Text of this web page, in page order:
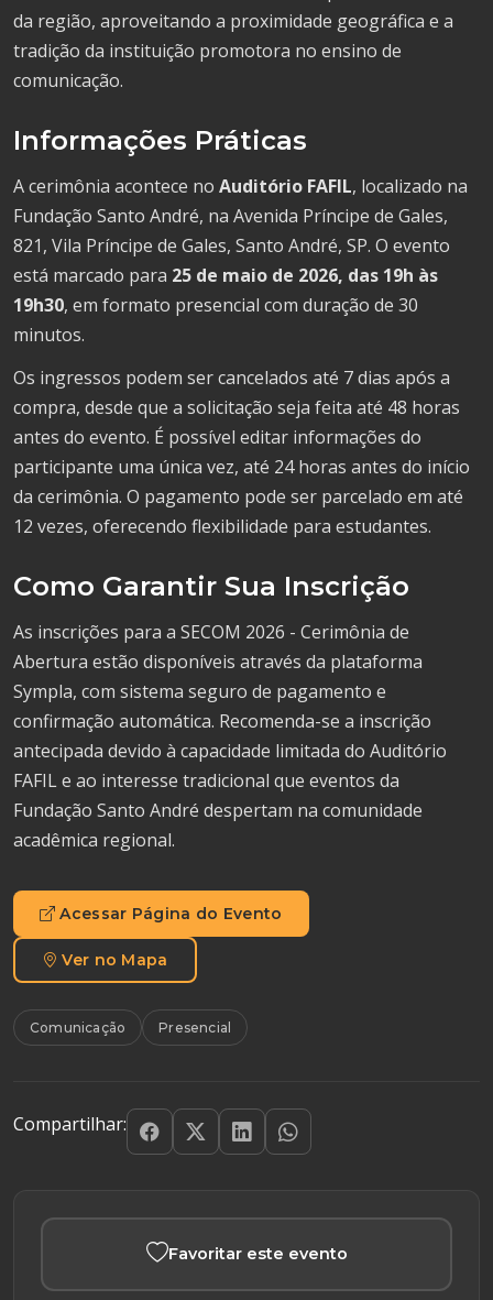
da região, aproveitando a proximidade geográfica e a
tradição da instituição promotora no ensino de
comunicação.
Informações Práticas
A cerimônia acontece no Auditório FAFIL, localizado na
Fundação Santo André, na Avenida Príncipe de Gales,
821, Vila Príncipe de Gales, Santo André, SP. O evento
está marcado para 25 de maio de 2026, das 19h às
19h30, em formato presencial com duração de 30
minutos.
Os ingressos podem ser cancelados até 7 dias após a
compra, desde que a solicitação seja feita até 48 horas
antes do evento. É possível editar informações do
participante uma única vez, até 24 horas antes do início
da cerimônia. O pagamento pode ser parcelado em até
12 vezes, oferecendo flexibilidade para estudantes.
Como Garantir Sua Inscrição
As inscrições para a SECOM 2026 - Cerimônia de
Abertura estão disponíveis através da plataforma
Sympla, com sistema seguro de pagamento e
confirmação automática. Recomenda-se a inscrição
antecipada devido à capacidade limitada do Auditório
FAFIL e ao interesse tradicional que eventos da
Fundação Santo André despertam na comunidade
acadêmica regional.
Acessar Página do Evento
Ver no Mapa
Comunicação Presencial
Compartilhar:
Favoritar este evento